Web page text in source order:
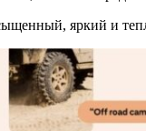
яркий и